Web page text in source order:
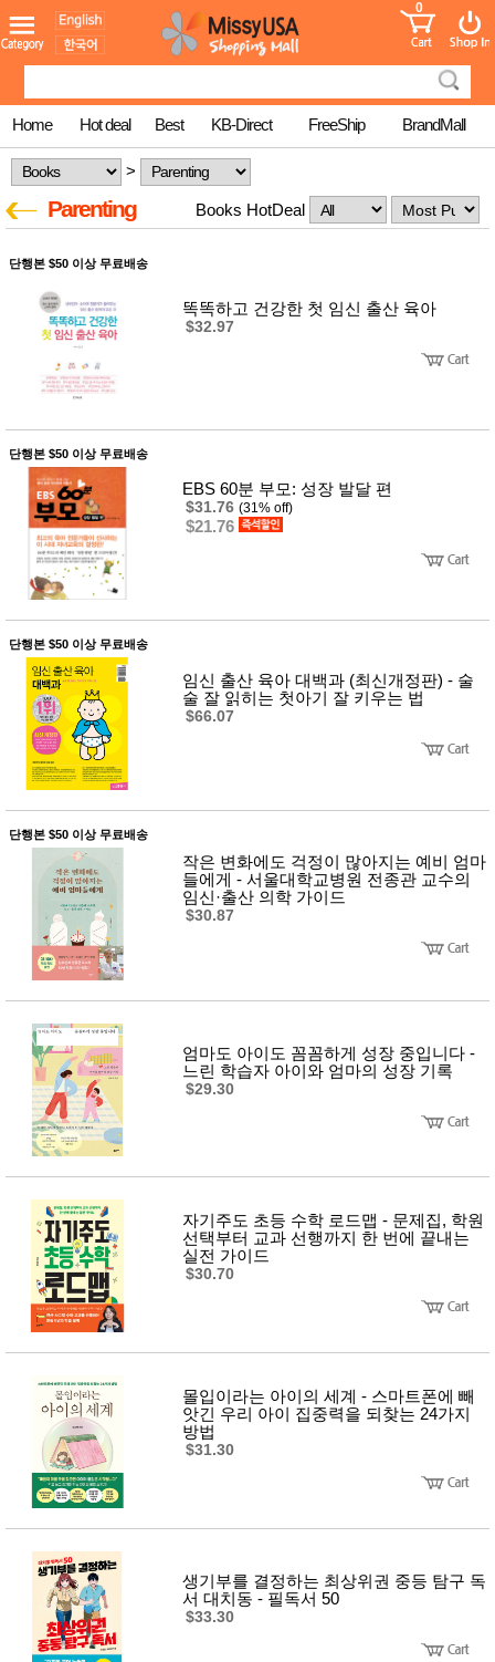
도 어린이
청소년
컬러링
북
한국학
습지
습지
국 송
홍삼전
문브랜
조제품
기능성
품
Diet/여
성용품
스킨케
어
메이크
업
헤어케
어/염색
어/향수
남성화
장품
미용제
품
주방가
전
계절/생
활가전
주 명품식
기브랜
보관용
조리용
품
주방소
공식품
쌀/잡곡/
면류
양념/소
스/가루
건조식
품
매트
DVD
유아 보
드(칠
판)
조형물
DIY
아기띠/
외출용
건강/미
용/식기
용품
성장발
달교육
용품
어른내
의
유/아동
내의
가방/지
갑/케이
MissyShop
Login
0
Home Hot deal Best KB-Direct FreeShip BrandMall
>
Parenting Books HotDeal
단행본 $50 이상 무료배송
똑똑하고 건강한 첫 임신 출산 육아
$32.97
단행본 $50 이상 무료배송
EBS 60분 부모: 성장 발달 편
$31.76 (31% off)
$21.76
단행본 $50 이상 무료배송
임신 출산 육아 대백과 (최신개정판) - 술
술 잘 읽히는 첫아기 잘 키우는 법
$66.07
단행본 $50 이상 무료배송
작은 변화에도 걱정이 많아지는 예비 엄마
들에게 - 서울대학교병원 전종관 교수의
임신·출산 의학 가이드
$30.87
엄마도 아이도 꼼꼼하게 성장 중입니다 -
느린 학습자 아이와 엄마의 성장 기록
$29.30
자기주도 초등 수학 로드맵 - 문제집, 학원
선택부터 교과 선행까지 한 번에 끝내는
실전 가이드
$30.70
몰입이라는 아이의 세계 - 스마트폰에 빼
앗긴 우리 아이 집중력을 되찾는 24가지
방법
$31.30
생기부를 결정하는 최상위권 중등 탐구 독
서 대치동 - 필독서 50
$33.30